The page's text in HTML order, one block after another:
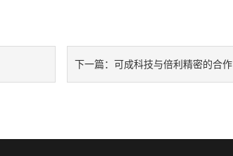
下一篇： 可成科技与倍利精密的合作